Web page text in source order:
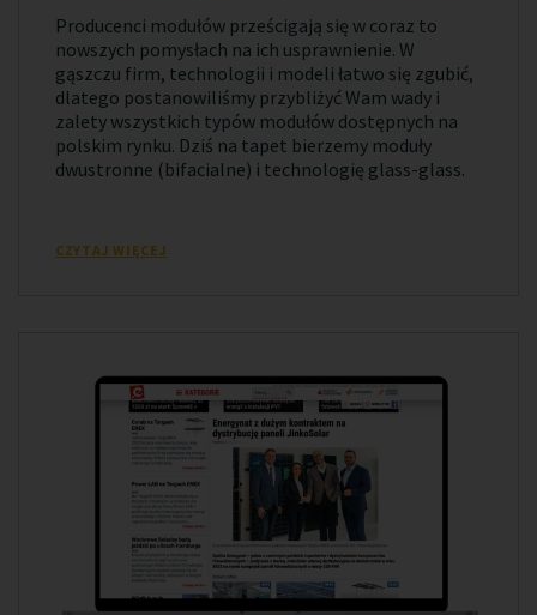
Producenci modułów prześcigają się w coraz to
nowszych pomysłach na ich usprawnienie. W
gąszczu firm, technologii i modeli łatwo się zgubić,
dlatego postanowiliśmy przybliżyć Wam wady i
zalety wszystkich typów modułów dostępnych na
polskim rynku. Dziś na tapet bierzemy moduły
dwustronne (bifacialne) i technologię glass-glass.
CZYTAJ WIĘCEJ